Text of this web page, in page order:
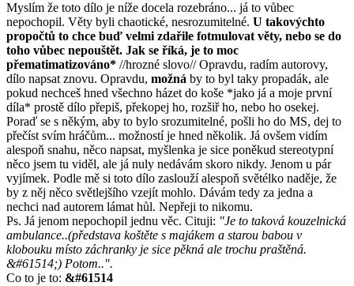
Myslím že toto dílo je níže docela rozebráno... já to vůbec
nepochopil. Věty byli chaotické, nesrozumitelné. U takovýchto
propočtů to chce buď velmi zdařile fotmulovat věty, nebo se do
toho vůbec nepouštět. Jak se říká, je to moc
přematimatizováno* //hrozné slovo// Opravdu, radím autorovy,
dílo napsat znovu. Opravdu, možná by to byl taky propadák, ale
pokud nechceš hned všechno házet do koše *jako já a moje první
díla* prostě dílo přepiš, překopej ho, rozšiř ho, nebo ho osekej.
Poraď se s někým, aby to bylo srozumitelné, pošli ho do MS, dej to
přečíst svím hráčům... možností je hned několik. Já ovšem vidím
alespoň snahu, něco napsat, myšlenka je sice poněkud stereotypní
něco jsem tu viděl, ale já nuly nedávám skoro nikdy. Jenom u pár
vyjímek. Podle mě si toto dílo zaslouží alespoň světélko naděje, že
by z něj něco světlejšího vzejít mohlo. Dávám tedy za jedna a
nechci nad autorem lámat hůl. Nepřeji to nikomu.
Ps. Já jenom nepochopil jednu věc. Cituji: "Je to taková kouzelnická
ambulance..(představa koštěte s majákem a starou babou v
klobouku místo záchranky je sice pěkná ale trochu praštěná.
&#61514;) Potom..".
Co to je to: &#61514